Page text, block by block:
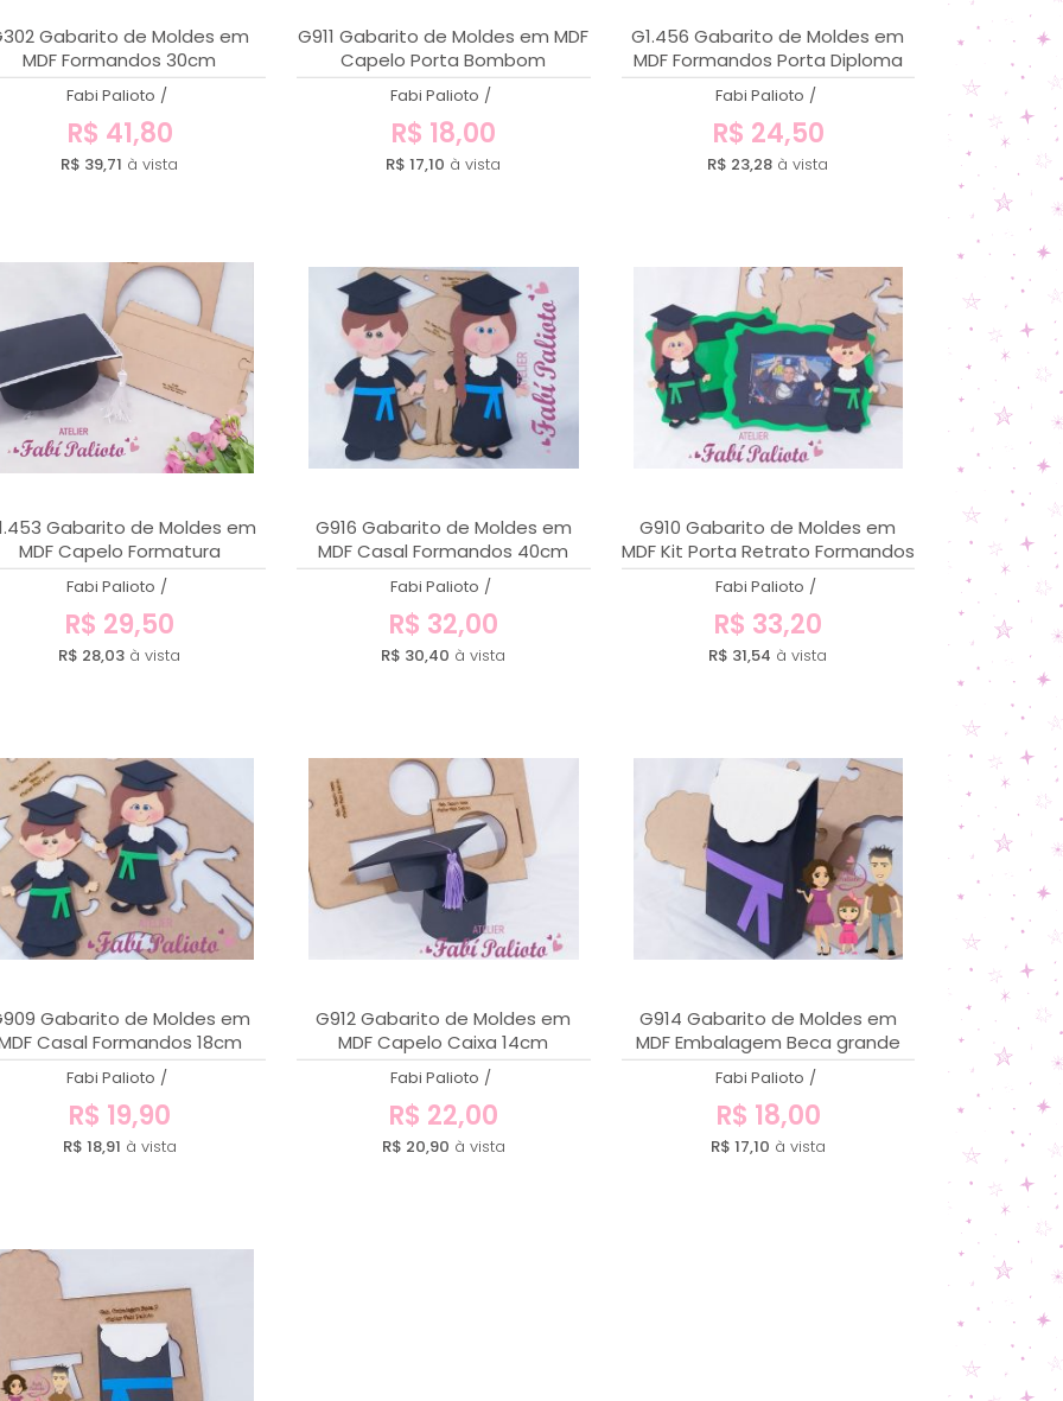
Gabarito de Moldes em
MDF Formandos 30cm
Fabi Palioto /
R$ 41,80
R$ 39,71 à vista
G911 Gabarito de Moldes em MDF
Capelo Porta Bombom
Fabi Palioto /
R$ 18,00
R$ 17,10 à vista
G1.456 Gabarito de Moldes em
MDF Formandos Porta Diploma
Fabi Palioto /
R$ 24,50
R$ 23,28 à vista
Gabarito de Moldes em
MDF Capelo Formatura
Fabi Palioto /
R$ 29,50
R$ 28,03 à vista
G916 Gabarito de Moldes em
MDF Casal Formandos 40cm
Fabi Palioto /
R$ 32,00
R$ 30,40 à vista
G910 Gabarito de Moldes em
MDF Kit Porta Retrato Formandos
Fabi Palioto /
R$ 33,20
R$ 31,54 à vista
Gabarito de Moldes em
Casal Formandos 18cm
Fabi Palioto /
R$ 19,90
R$ 18,91 à vista
G912 Gabarito de Moldes em
MDF Capelo Caixa 14cm
Fabi Palioto /
R$ 22,00
R$ 20,90 à vista
G914 Gabarito de Moldes em
MDF Embalagem Beca grande
Fabi Palioto /
R$ 18,00
R$ 17,10 à vista